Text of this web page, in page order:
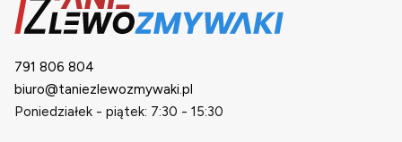
791 806 804
biuro@taniezlewozmywaki.pl
Poniedziałek - piątek: 7:30 - 15:30